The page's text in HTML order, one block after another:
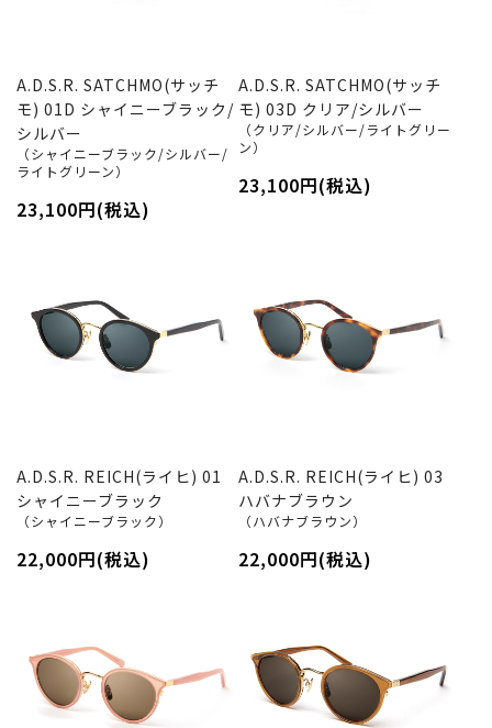
A.D.S.R. SATCHMO(サッチ
モ) 01D シャイニーブラック/
シルバー
（シャイニーブラック/シルバー/
ライトグリーン）
23,100円(税込)
A.D.S.R. SATCHMO(サッチ
モ) 03D クリア/シルバー
（クリア/シルバー/ライトグリー
ン）
23,100円(税込)
A.D.S.R. REICH(ライヒ) 01
シャイニーブラック
（シャイニーブラック）
22,000円(税込)
A.D.S.R. REICH(ライヒ) 03
ハバナブラウン
（ハバナブラウン）
22,000円(税込)